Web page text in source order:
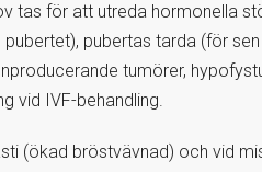
tas för att utreda hormonella
pubertas tarda (för
tumörer,
vid IVF-behandling.
(ökad bröstvävnad) och vid